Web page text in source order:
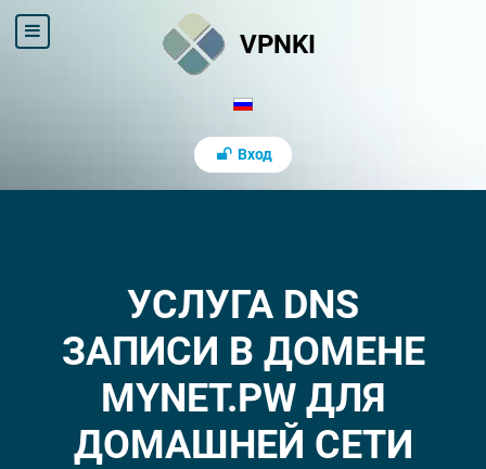
VPNKI
Вход
УСЛУГА DNS
ЗАПИСИ В ДОМЕНЕ
MYNET.PW ДЛЯ
ДОМАШНЕЙ СЕТИ